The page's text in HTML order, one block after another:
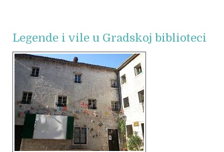
Legende i vile u Gradskoj biblioteci